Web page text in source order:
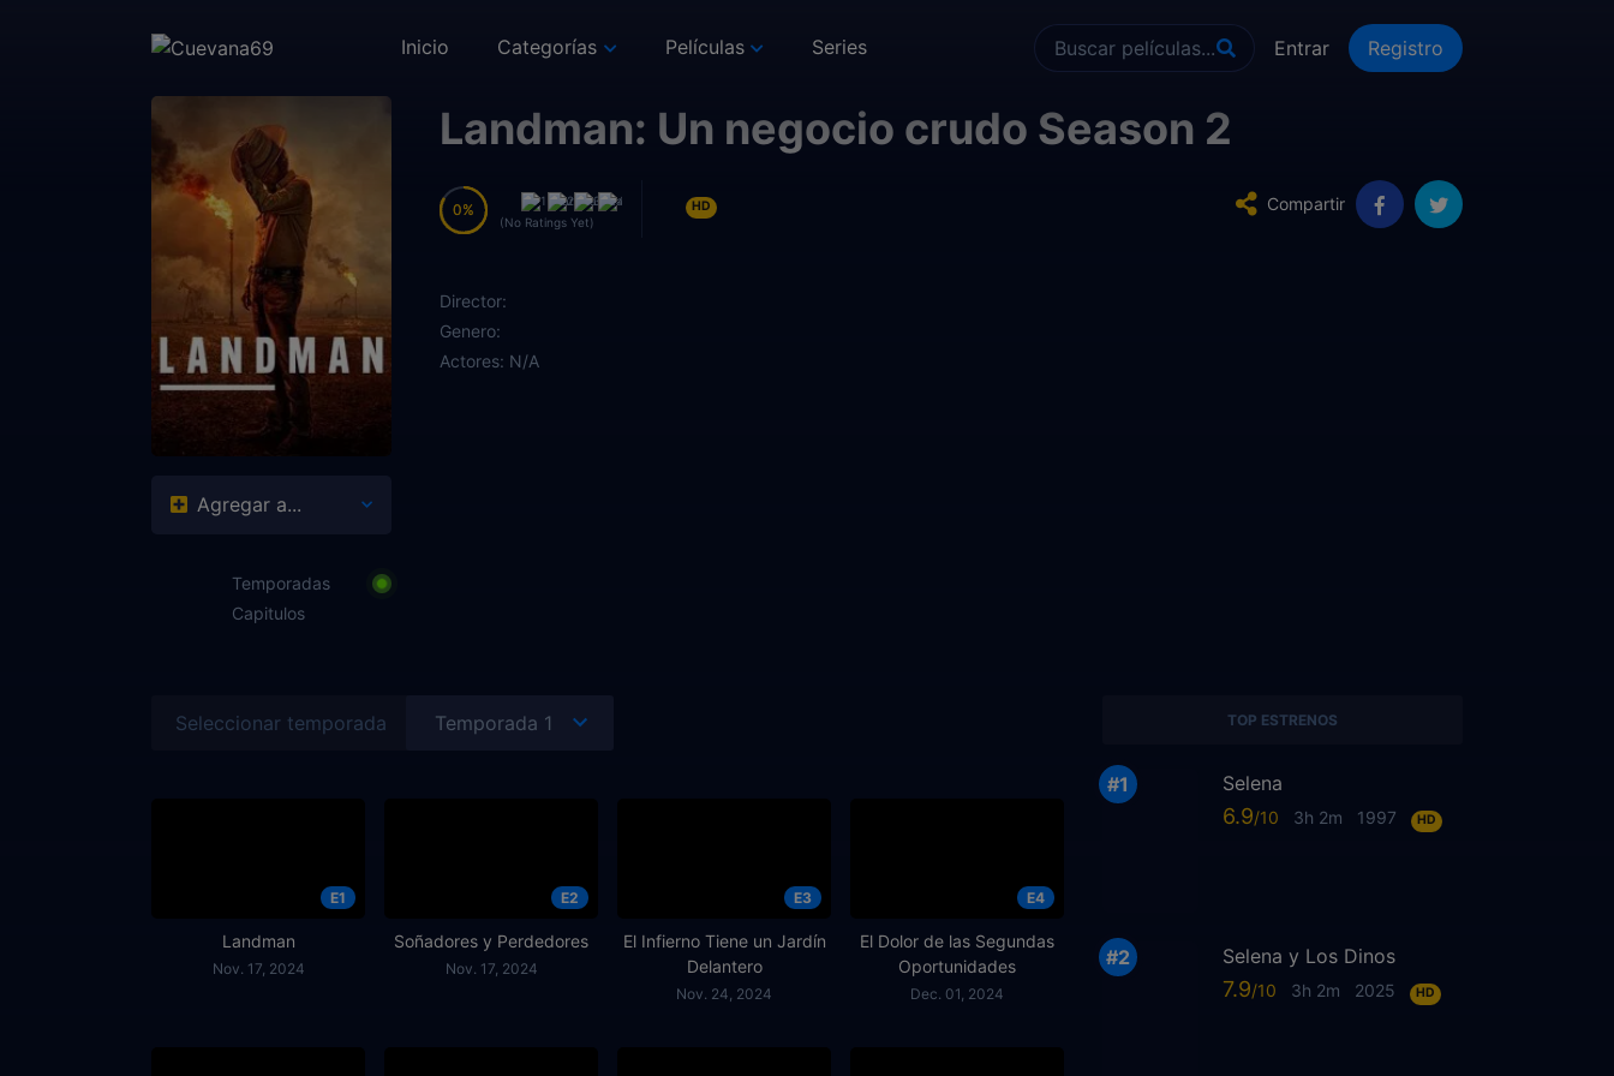
Entrar Registro
Inicio Categorías Películas Series
Agregar a...
Temporadas
Capitulos
Landman: Un negocio crudo Season 2
0
0
(No Ratings Yet)
HD Compartir
Director:
Genero:
Actores: N/A
Seleccionar temporada
E1
Landman
Nov. 17, 2024
E2
Soñadores y Perdedores
Nov. 17, 2024
E3
El Infierno Tiene un Jardín
Delantero
Nov. 24, 2024
E4
El Dolor de las Segundas
Oportunidades
Dec. 01, 2024
TOP ESTRENOS
Selena
6.9 3h 2m 1997 HD
Selena y Los Dinos
7.9 3h 2m 2025 HD